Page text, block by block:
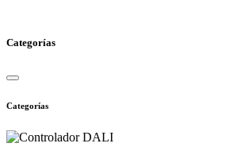
Categorías
Categorías